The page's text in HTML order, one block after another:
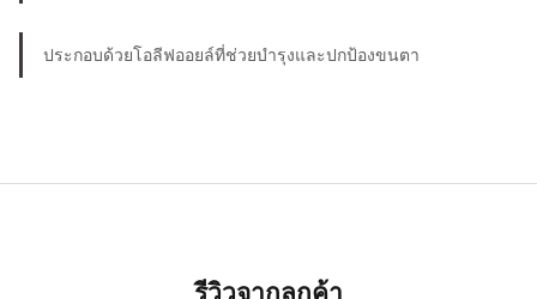
ประกอบด้วยโอลีฟออยล์ที่ช่วยบำรุงและปกป้องขนตา
รีวิวจากลูกค้า